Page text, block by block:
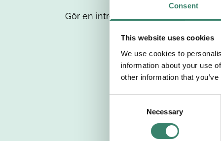
Consent
This website uses cookies
We use cookies to
information about your use
other information that
Necessary
Gör en intresseanmälan så